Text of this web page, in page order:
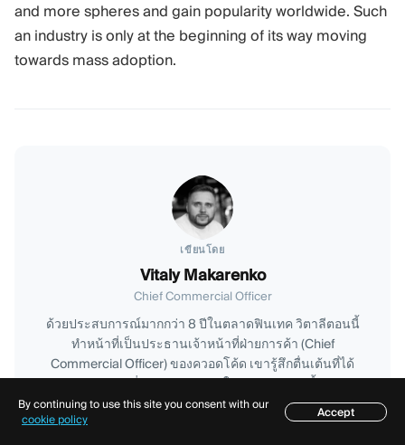
and more spheres and gain popularity worldwide. Such
an industry is only at the beginning of its way moving
towards mass adoption.
เขียนโดย
Vitaly Makarenko
Chief Commercial Officer
ด้วยประสบการณ์มากกว่า 8 ปีในตลาดฟินเทค วิตาลีตอนนี้
ทำหน้าที่เป็นประธานเจ้าหน้าที่ฝ่ายการค้า (Chief
Commercial Officer) ของควอดโค้ด เขารู้สึกตื่นเต้นที่ได้
แบ่งปันความเชี่ยวชาญของเขาในอุตสาหกรรมนี้กับคุณ
LinkedIn Profile
สารบัญ
By continuing to use this site you consent with our
cookie policy
Accept